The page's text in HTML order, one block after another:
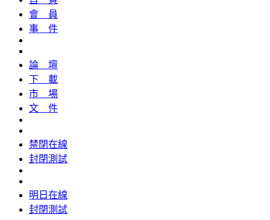
會 員
事 件
論 壇
下 載
市 場
文 件
禁閉在線
封閉測試
明日在線
封閉測試